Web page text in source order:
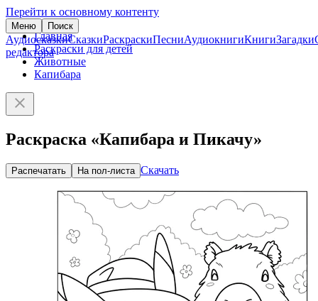
Перейти к основному контенту
Меню Поиск
АудиосказкиСказкиРаскраскиПесниАудиокнигиКнигиЗагадки
редактора
Главная
Раскраски для детей
Животные
Капибара
Раскраска «Капибара и Пикачу»
Распечатать На пол-листа Скачать